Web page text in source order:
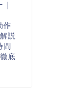
作
説
間
底